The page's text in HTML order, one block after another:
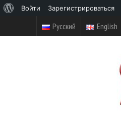
Русский English
WordPress
Войти Зарегистрироваться